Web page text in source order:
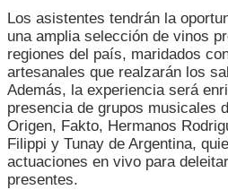
Los asistentes tendrán la
una amplia selección de vinos
regiones del país, maridados
artesanales que realzarán los
Además, la experiencia será
presencia de grupos musicales
Origen, Fakto, Hermanos
Filippi y Tunay de Argentina,
actuaciones en vivo para
presentes.